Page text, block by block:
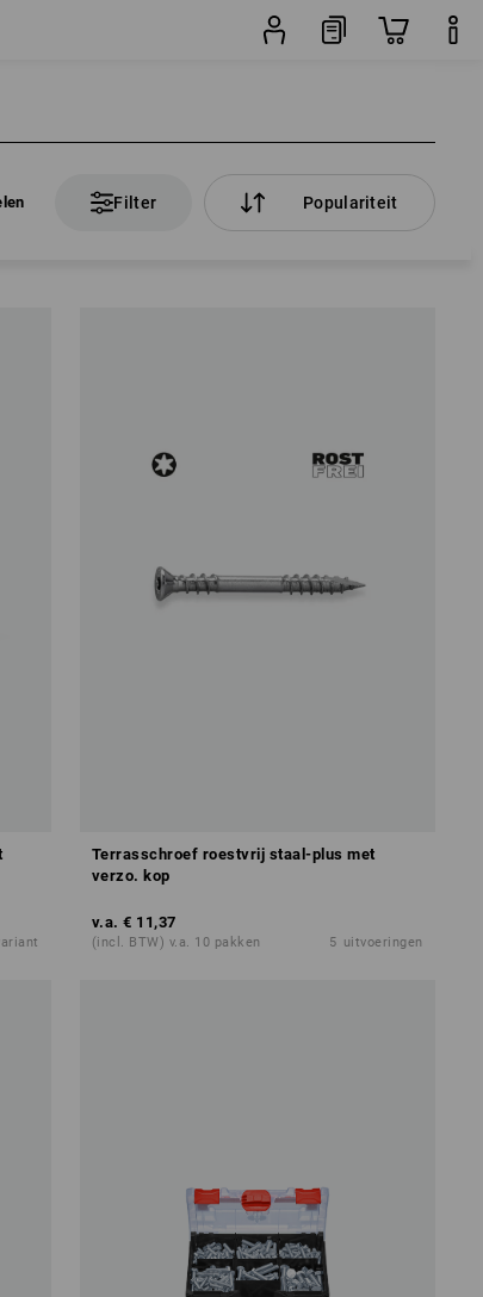
Filter Populariteit
Terrasschroef roestvrij staal-plus met
verzo. kop
v.a. € 11,37
(incl. BTW) v.a. 10 pakken 5 uitvoeringen